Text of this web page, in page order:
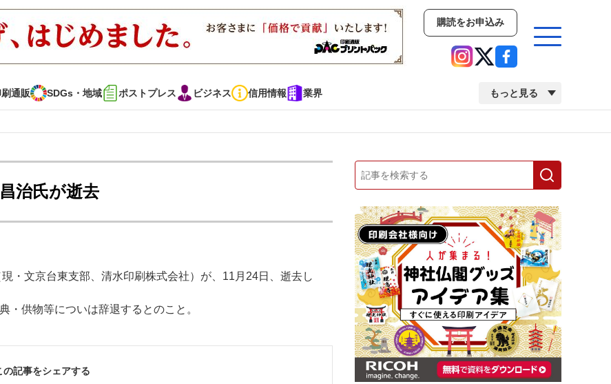
購読をお申込み
通販 SDGs・地域 ポストプレス ビジネス 信用情報 業界 もっと見る
イベント
インタビュー コレクション
販 SDGs・地域 ポストプレス ビジネス イベント 信用情報 業界 市場・統計 人事・移転・異動・訃報
彩な商材～ JAPAN PACK 2023 特集 中古印刷機・製本機特集 2022 見える化・MIS特集
2022 検査・校正特集
治氏が逝去
・文京台東支部、清水印刷株式会社）が、11月24日、逝去し
・供物等についは辞退するとのこと。
の記事をシェアする